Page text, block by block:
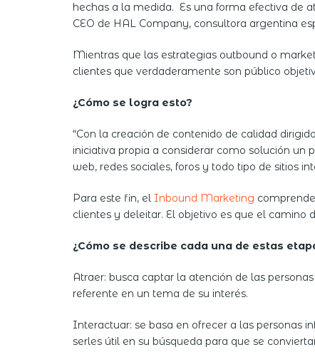
hechas a la medida. Es una forma efectiva de
CEO de HAL Company, consultora argentina
Mientras que las estrategias outbound o
clientes que verdaderamente son público
¿Cómo se logra esto?
“Con la creación de contenido de calidad
iniciativa propia a considerar como solución un
web, redes sociales, foros y todo tipo de sitios
Para este fin, el Inbound Marketing
clientes y deleitar. El objetivo es que el
¿Cómo se describe cada una de estas
Atraer: busca captar la atención de las
referente en un tema de su interés.
Interactuar: se basa en ofrecer a las personas
serles útil en su búsqueda para que se